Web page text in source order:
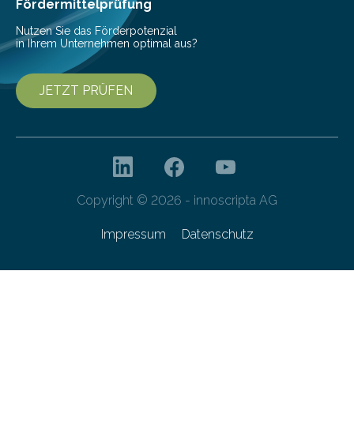
Fördermittelprüfung
Nutzen Sie das Förderpotenzial
in Ihrem Unternehmen optimal aus?
JETZT PRÜFEN
Copyright © 2026 - innoscripta AG
Impressum Datenschutz